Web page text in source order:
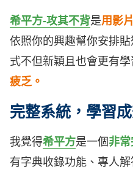
希平方-攻其不背是用影
依照你的興趣幫你安排
式不但新穎且也會更有學
疲乏。
完整系統，學習
我覺得希平方是一個非常
有字典收錄功能、專人